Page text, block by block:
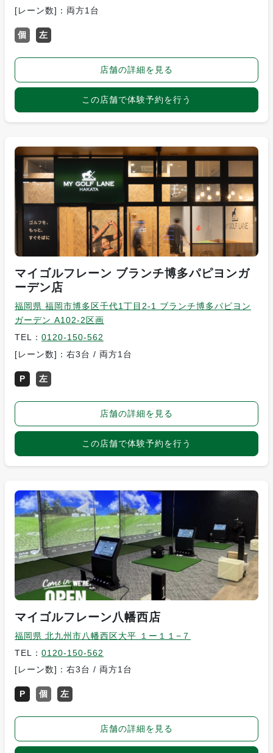
[レーン数]：両方1台
個 左
店舗の詳細を見る
この店舗で体験予約を行う
マイゴルフレーン ブランチ博多パピヨンガ
ーデン店
福岡県 福岡市博多区千代1丁目2-1 ブランチ博多パピヨン
ガーデン A102-2区画
TEL： 0120-150-562
[レーン数]：右3台 / 両方1台
P 左
店舗の詳細を見る
この店舗で体験予約を行う
マイゴルフレーン八幡西店
福岡県 北九州市八幡西区大平 １ー１１−７
TEL： 0120-150-562
[レーン数]：右3台 / 両方1台
P 個 左
店舗の詳細を見る